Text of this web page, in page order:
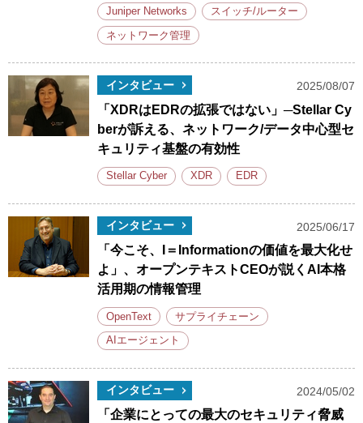
Juniper Networks スイッチ/ルーター
ネットワーク管理
インタビュー 2025/08/07
「XDRはEDRの拡張ではない」─Stellar Cy
berが訴える、ネットワーク/データ中心型セ
キュリティ基盤の有効性
Stellar Cyber XDR EDR
インタビュー 2025/06/17
「今こそ、I＝Informationの価値を最大化せ
よ」、オープンテキストCEOが説くAI本格
活用期の情報管理
OpenText サプライチェーン
AIエージェント
インタビュー 2024/05/02
「企業にとっての最大のセキュリティ脅威